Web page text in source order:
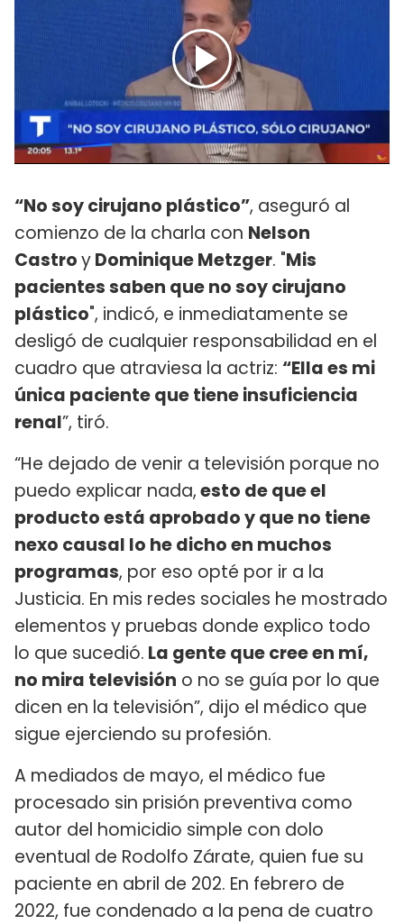
“No soy cirujano plástico”, aseguró al
comienzo de la charla con Nelson
CastroyDominique Metzger. "Mis
pacientes saben que no soy cirujano
plástico", indicó, e inmediatamente se
desligó de cualquier responsabilidad en el
cuadro que atraviesa la actriz: “Ella es mi
única paciente que tiene insuficiencia
renal”, tiró.
“He dejado de venir a televisión porque no
puedo explicar nada,esto de que el
producto está aprobado y que no tiene
nexo causal lo he dicho en muchos
programas, por eso opté por ir a la
Justicia. En mis redes sociales he mostrado
elementos y pruebas donde explico todo
lo que sucedió. La gente que cree en mí,
no mira televisión o no se guía por lo que
dicen en la televisión”, dijo el médico que
sigue ejerciendo su profesión.
A mediados de mayo, el médico fue
procesado sin prisión preventiva como
autor del homicidio simple con dolo
eventual de Rodolfo Zárate, quien fue su
paciente en abril de 202. En febrero de
2022, fue condenado a la pena de cuatro